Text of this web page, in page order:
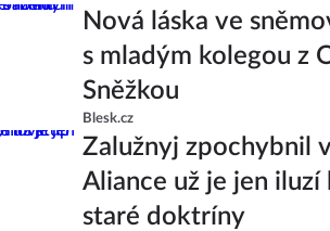
Nová láska ve
s mladým kolegou z
Sněžkou
Blesk.cz
Zalužnyj zpochybnil
Aliance už je jen
staré doktríny